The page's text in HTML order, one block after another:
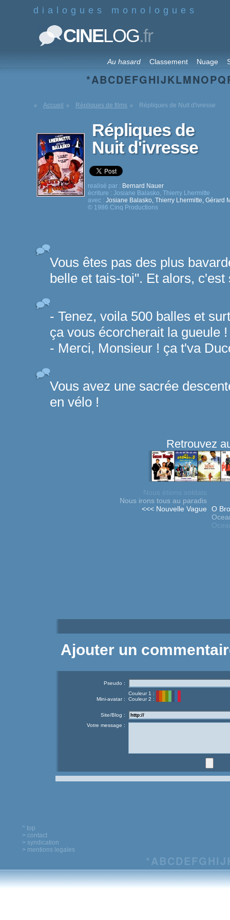
dialogues monologues
CINELOG.fr
Au hasard Classement Nuage
*ABCDEFGHIJKLMNOPQ
Accueil Répliques de films Répliques de Nuit d'ivresse
Répliques de
Nuit d'ivresse
realisé par : Bernard Nauer
écriture : Josiane Balasko, Thierry Lhermitte
avec : Josiane Balasko, Thierry Lhermitte, Gérard
© 1986 Cinq Productions
Vous êtes pas des plus
belle et tais-toi". Et alors,
- Tenez, voila 500 balles et
ça vous écorcherait la gueule !
- Merci, Monsieur ! ça t'va
Vous avez une sacrée
en vélo !
Retrouvez
Nous étions soldats
Nous irons tous au paradis
<<< Nouvelle Vague
O
Ajouter un
Pseudo :
Mini-avatar :
Couleur 1 :
Couleur 2 :
Site/Blog :
Votre message :
^ top
> contact
> syndication
> mentions legales
*ABCDEFG HIJ